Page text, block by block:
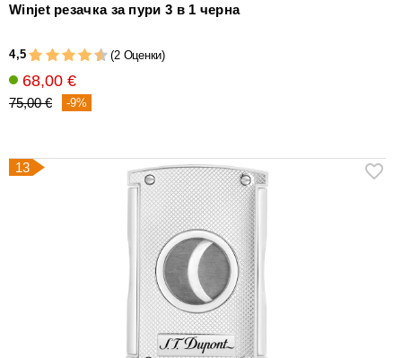
Winjet резачка за пури 3 в 1 черна
4,5 (2 Оценки)
68,00 €
75,00 € -9%
13